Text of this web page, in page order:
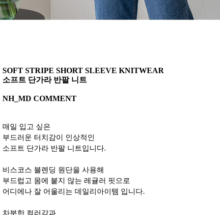
SOFT STRIPE SHORT SLEEVE KNITWEAR
소프트 단가라 반팔 니트
NH_MD COMMENT
매일 입고 싶은
부드러운 터치감이 인상적인
소프트 단가라 반팔 니트입니다.
비스코스 블렌딩 원단을 사용해
부드럽고 몸에 붙지 않는 레귤러 핏으로
어디에나 잘 어울리는 데일리아이템 입니다.
차분한 컬러감과